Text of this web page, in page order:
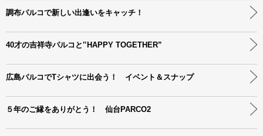
調布パルコで新しい出逢いをキャッチ！
40才の吉祥寺パルコと‟HAPPY TOGETHER”
広島パルコでTシャツに出会う！ イベント＆スナップ
５年のご縁をありがとう！ 仙台PARCO2